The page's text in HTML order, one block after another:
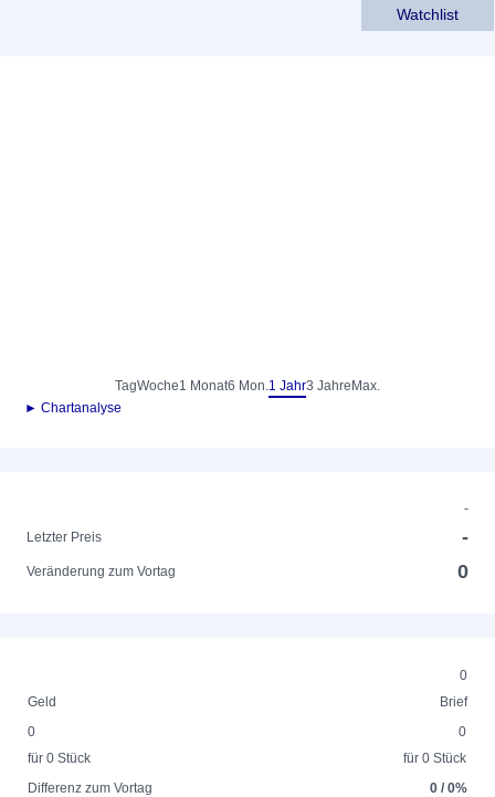
Watchlist
TagWoche1 Monat6 Mon.1 Jahr3 Jahre Max.
► Chartanalyse
-
Letzter Preis
-
Veränderung zum Vortag 0
0
Geld
Brief
0
für 0 Stück
0
für 0 Stück
Differenz zum Vortag
0 / 0%